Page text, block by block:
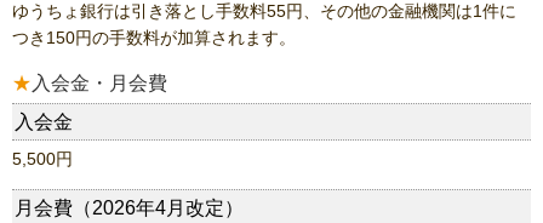
ゆうちょ銀行は引き落とし手数料55円、その他の金融機関は1件に
つき150円の手数料が加算されます。
入会金・月会費
入会金
5,500円
月会費（2026年4月改定）